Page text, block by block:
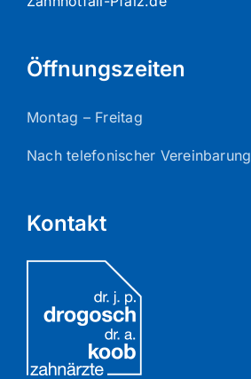
Öffnungszeiten
Montag – Freitag
Nach telefonischer Vereinbarung
Kontakt